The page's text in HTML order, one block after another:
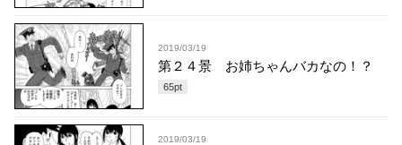
2019/03/19
第２４景 お姉ちゃんバカなの！？
65pt
2019/03/19